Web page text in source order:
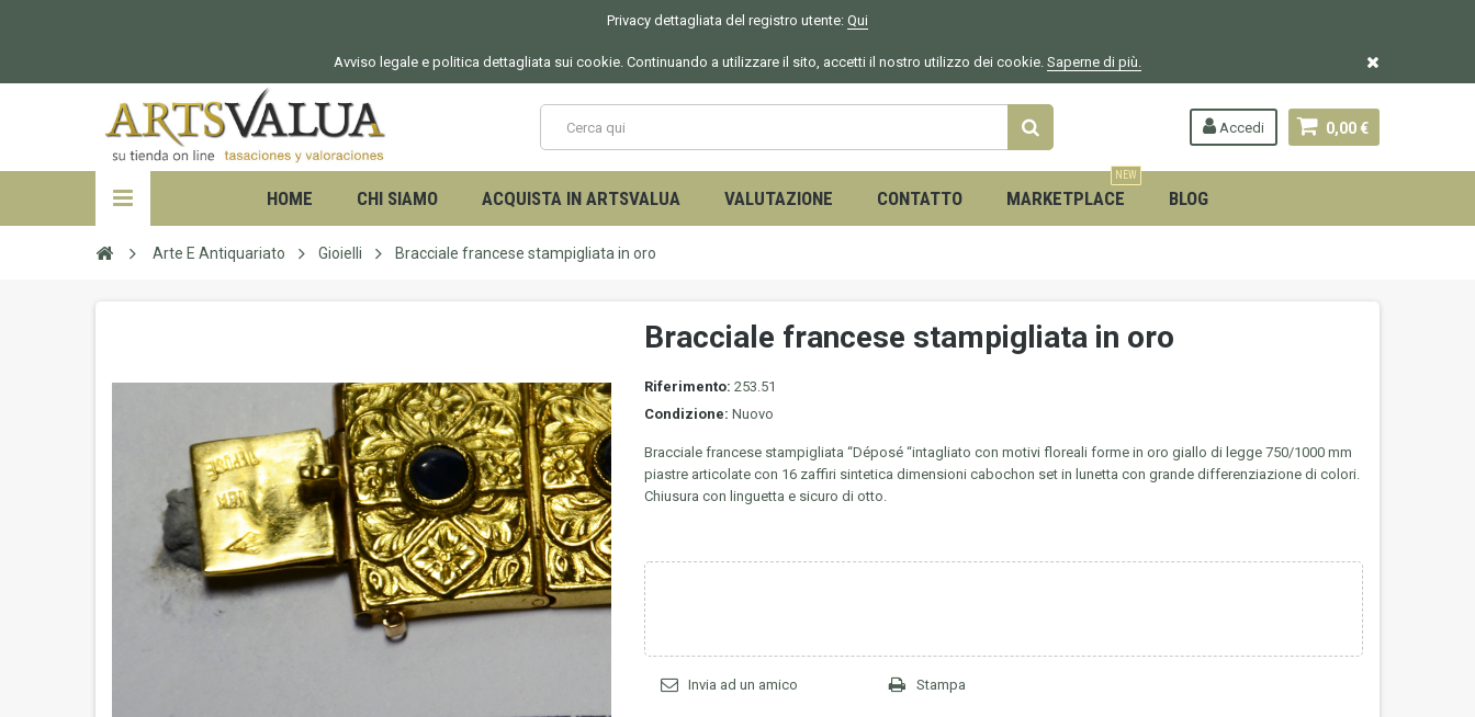
Privacy dettagliata del registro utente: Qui
Avviso legale e politica dettagliata sui cookie. Continuando a utilizzare il sito, accetti il nostro utilizzo dei cookie. Saperne di più.
0,00 €
Accedi
HOME CHI SIAMO ACQUISTA IN ARTSVALUA VALUTAZIONE CONTATTO MARKETPLACE
NEW
BLOG
Arte E Antiquariato Gioielli Bracciale francese stampigliata in oro
Bracciale francese stampigliata in oro
Riferimento: 253.51
Condizione: Nuovo
Bracciale francese stampigliata “Déposé “intagliato con motivi floreali forme in oro giallo di legge 750/1000 mm
piastre articolate con 16 zaffiri sintetica dimensioni cabochon set in lunetta con grande differenziazione di colori.
Chiusura con linguetta e sicuro di otto.
Invia ad un amico Stampa